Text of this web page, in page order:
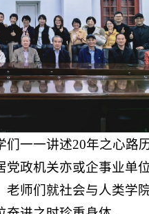
一一讲述20年之心路
政机关亦或企事业单
师们就社会与人类学